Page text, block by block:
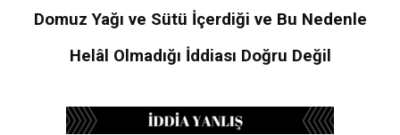
Domuz Yağı ve Sütü İçerdiği ve Bu Nedenle
Helâl Olmadığı İddiası Doğru Değil